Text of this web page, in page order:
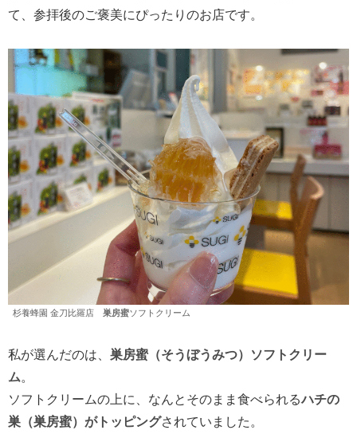
て、参拝後のご褒美にぴったりのお店です。
杉養蜂園 金刀比羅店 巣房蜜ソフトクリーム
私が選んだのは、 巣房蜜（そうぼうみつ）ソフトクリー
ム。
ソフトクリームの上に、なんとそのまま食べられるハチの
巣（巣房蜜）がトッピングされていました。